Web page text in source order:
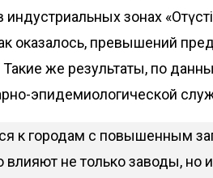
зонах
оказалось, превышений
Такие же результаты, по
эпидемиологической
к городам с повышенным
влияют не только заводы, но